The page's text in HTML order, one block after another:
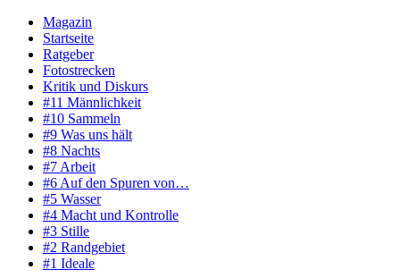
Magazin
Startseite
Ratgeber
Fotostrecken
Kritik und Diskurs
#11 Männlichkeit
#10 Sammeln
#9 Was uns hält
#8 Nachts
#7 Arbeit
#6 Auf den Spuren von…
#5 Wasser
#4 Macht und Kontrolle
#3 Stille
#2 Randgebiet
#1 Ideale